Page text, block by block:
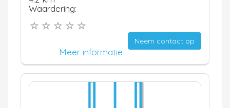
Waardering:
Neem contact op
Meer informatie